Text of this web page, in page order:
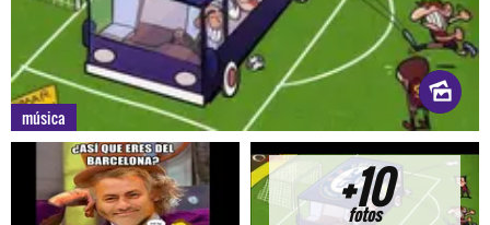
música
+10
fotos